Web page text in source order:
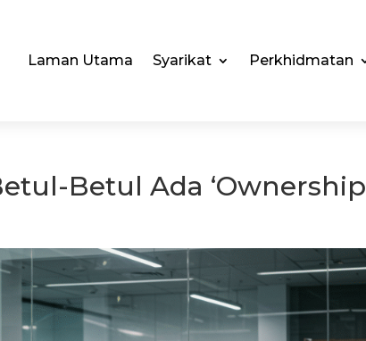
Laman Utama Syarikat Perkhidmatan
Betul Ada